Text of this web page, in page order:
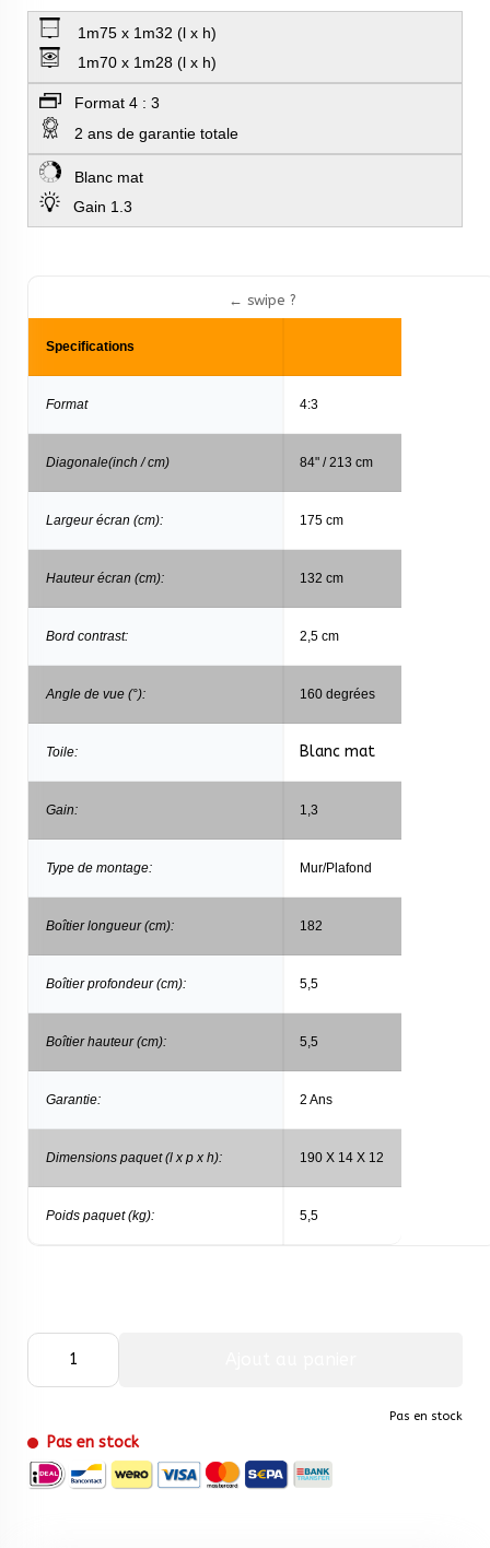
1m75 x 1m32 (l x h)
1m70 x 1m28 (l x h)
Format 4 : 3
2 ans de garantie totale
Blanc mat
Gain 1.3
Specifications
Format 4:3
Diagonale(inch / cm) 84" / 213 cm
Largeur écran (cm): 175 cm
Hauteur écran (cm): 132 cm
Bord contrast: 2,5 cm
Angle de vue (°): 160 degrées
Toile: Blanc mat
Gain: 1,3
Type de montage: Mur/Plafond
Boîtier longueur (cm): 182
Boîtier profondeur (cm): 5,5
Boîtier hauteur (cm): 5,5
Garantie: 2 Ans
Dimensions paquet (l x p x h): 190 X 14 X 12
Poids paquet (kg): 5,5
Pas en stock
Pas en stock